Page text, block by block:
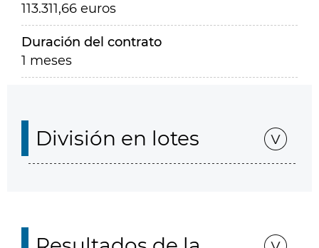
113.311,66 euros
Duración del contrato
1 meses
División en lotes